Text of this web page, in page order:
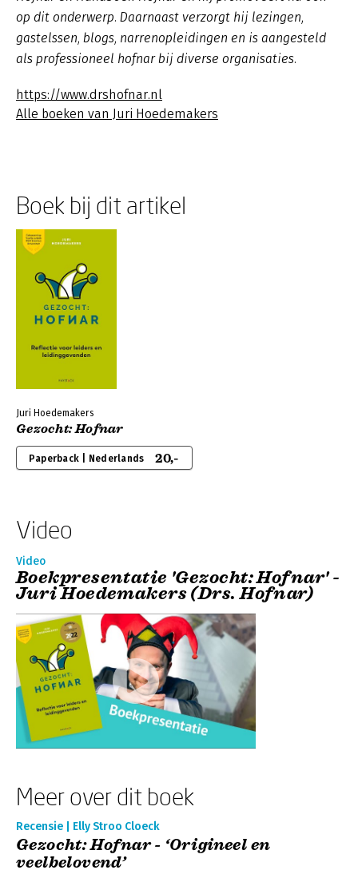
op dit onderwerp. Daarnaast verzorgt hij lezingen,
gastelssen, blogs, narrenopleidingen en is aangesteld
als professioneel hofnar bij diverse organisaties.
https://www.drshofnar.nl
Alle boeken van Juri Hoedemakers
Boek bij dit artikel
Juri Hoedemakers
Gezocht: Hofnar
Paperback | Nederlands 20,-
Video
Video
Boekpresentatie 'Gezocht: Hofnar' -
Juri Hoedemakers (Drs. Hofnar)
Meer over dit boek
Recensie | Elly Stroo Cloeck
Gezocht: Hofnar - ‘Origineel en
veelbelovend’